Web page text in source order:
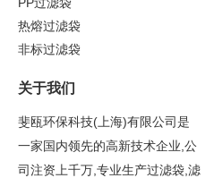
PP过滤袋
热熔过滤袋
非标过滤袋
关于我们
斐瓯环保科技(上海)有限公司是
一家国内领先的高新技术企业,公
司注资上千万,专业生产过滤袋,滤